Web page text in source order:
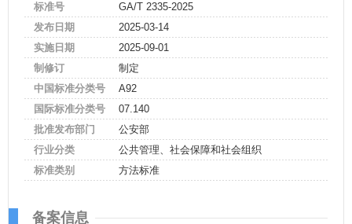
标准号
GA/T 2335-2025
发布日期
2025-03-14
实施日期
2025-09-01
制修订
制定
中国标准分类号
A92
国际标准分类号
07.140
批准发布部门
公安部
行业分类
公共管理、社会保障和社会组织
标准类别
方法标准
备案信息